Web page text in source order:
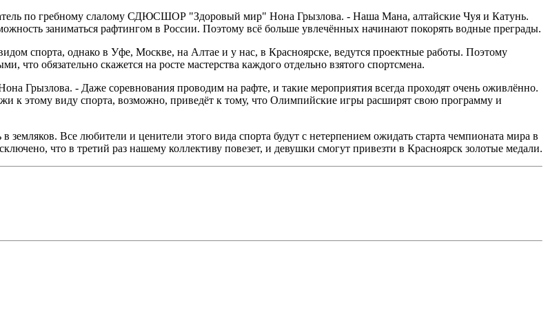
по гребному слалому СДЮСШОР "Здоровый мир" Нона Грызлова. - Наша Мана, алтайские Чуя и Катунь.
заниматься рафтингом в России. Поэтому всё больше увлечённых начинают покорять водные преграды.
спорта, однако в Уфе, Москве, на Алтае и у нас, в Красноярске, ведутся проектные работы. Поэтому
обязательно скажется на росте мастерства каждого отдельно взятого спортсмена.
Грызлова. - Даже соревнования проводим на рафте, и такие мероприятия всегда проходят очень оживлённо.
к этому виду спорта, возможно, приведёт к тому, что Олимпийские игры расширят свою программу и
земляков. Все любители и ценители этого вида спорта будут с нетерпением ожидать старта чемпионата мира в
что в третий раз нашему коллективу повезет, и девушки смогут привезти в Красноярск золотые медали.